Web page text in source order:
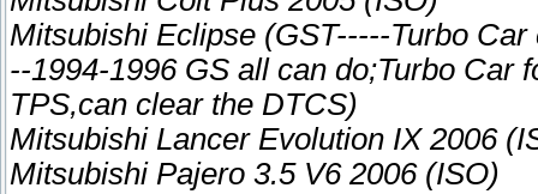
Mitsubishi Eclipse (GST-----Turbo
--1994-1996 GS all can do;Turbo Car
TPS,can clear the DTCS)
Mitsubishi Lancer Evolution IX 2006
Mitsubishi Pajero 3.5 V6 2006 (ISO)